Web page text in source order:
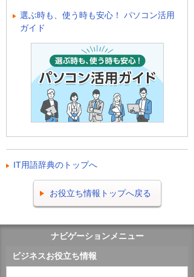
選ぶ時も、使う時も安心！ パソコン活用
ガイド
IT用語辞典のトップへ
お役立ち情報トップへ戻る
ナビゲーションメニュー
ビジネスお役立ち情報